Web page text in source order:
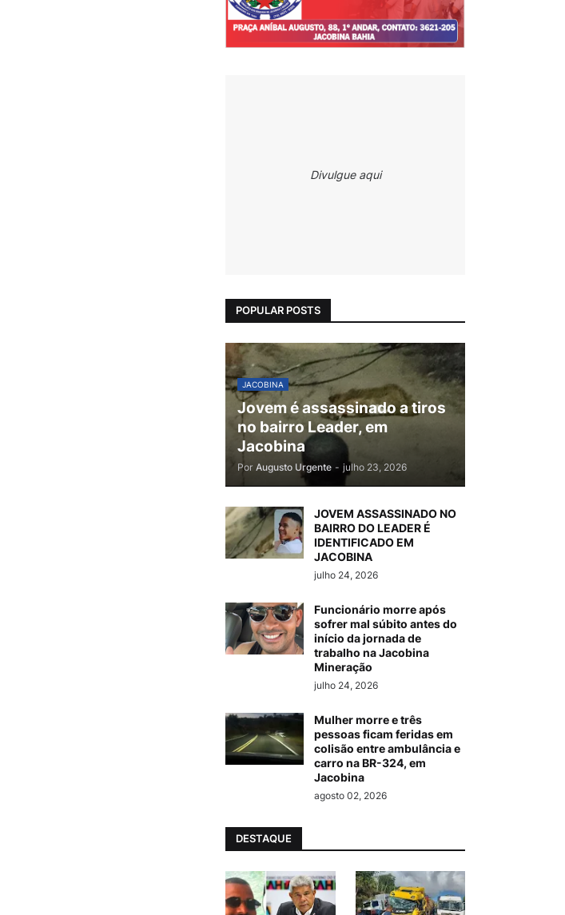
Divulgue aqui
POPULAR POSTS
JACOBINA
Jovem é assassinado a tiros
no bairro Leader, em
Jacobina
Por Augusto Urgente - julho 23, 2026
JOVEM ASSASSINADO NO
BAIRRO DO LEADER É
IDENTIFICADO EM
JACOBINA
julho 24, 2026
Funcionário morre após
sofrer mal súbito antes do
início da jornada de
trabalho na Jacobina
Mineração
julho 24, 2026
Mulher morre e três
pessoas ficam feridas em
colisão entre ambulância e
carro na BR-324, em
Jacobina
agosto 02, 2026
DESTAQUE